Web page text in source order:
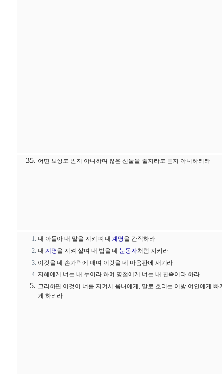
어떤 보상도 받지 아니하며 많은 선물을 줄지라도 듣지 아니하리라
내 아들아 내 말을 지키며 내 계명을 간직하라
내 계명을 지켜 살며 내 법을 네 눈동자처럼 지키라
이것을 네 손가락에 매며 이것을 네 마음판에 새기라
지혜에게 너는 내 누이라 하며 명철에게 너는 내 친족이라 하라
그리하면 이것이 너를 지켜서 음녀에게, 말로 호리는 이방 여인에게 빠
게 하리라